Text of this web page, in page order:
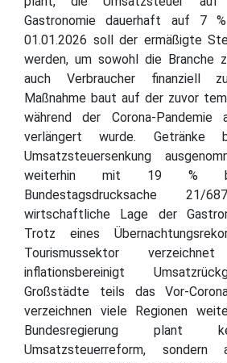
Gastronomie dauerhaft auf 7
01.01.2026 soll der ermäßigte
werden, um sowohl die Branche
auch Verbraucher finanziell
Maßnahme baut auf der zuvor
während der Corona-
verlängert wurde. Getränke
Umsatzsteuersenkung
weiterhin mit 19 %
Bundestagsdrucksache
wirtschaftliche Lage der
Trotz eines
Tourismussektor
inflationsbereinigt
Großstädte teils das Vor-
verzeichnen viele Regionen
Bundesregierung plant
Umsatzsteuerreform, sondern